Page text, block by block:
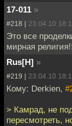
17-011 »
#218 | 23.04.10
Это все
мирная
Rus[H] »
#219 | 23.04.10
Кому: Derkien,
> Камрад, не
пересмотреть,